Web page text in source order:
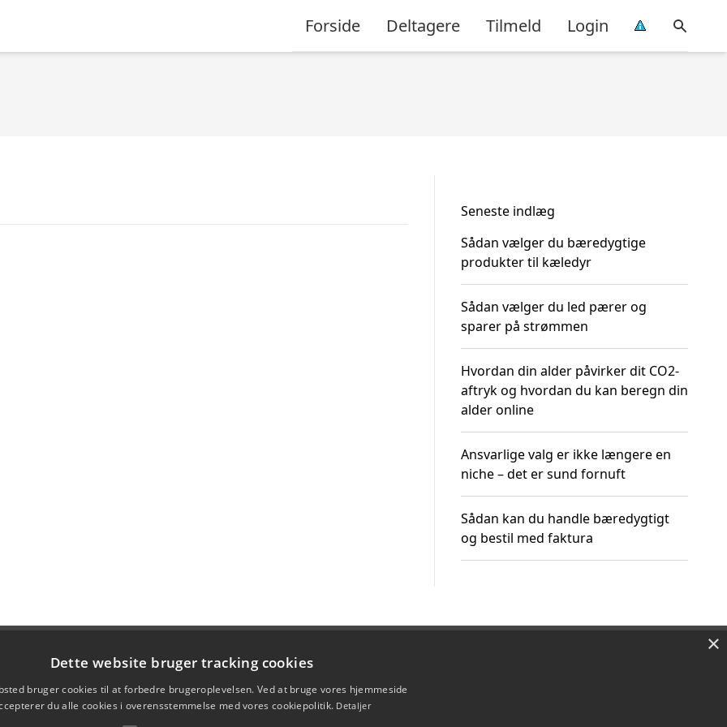
Forside Deltagere Tilmeld Login
Seneste indlæg
Sådan vælger du bæredygtige
produkter til kæledyr
Sådan vælger du led pærer og
sparer på strømmen
Hvordan din alder påvirker dit CO2-
aftryk og hvordan du kan beregn din
alder online
Ansvarlige valg er ikke længere en
niche – det er sund fornuft
Sådan kan du handle bæredygtigt
og bestil med faktura
×
Dette website bruger tracking cookies
bruger cookies til at forbedre brugeroplevelsen. Ved at bruge vores hjemmeside
du alle cookies i overensstemmelse med vores cookiepolitik. Detaljer